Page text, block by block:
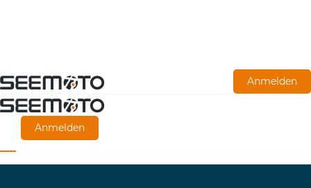
Zum
Hauptinhalt
springen
Anmelden
Anmelden